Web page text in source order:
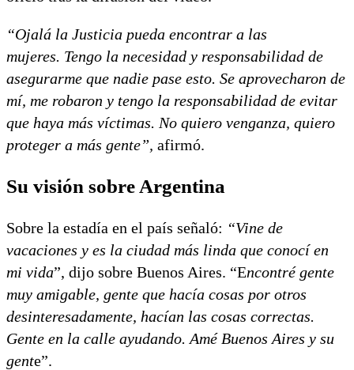
“Ojalá la Justicia pueda encontrar a las
mujeres. Tengo la necesidad y responsabilidad de
asegurarme que nadie pase esto. Se aprovecharon de
mí, me robaron y tengo la responsabilidad de evitar
que haya más víctimas. No quiero venganza, quiero
proteger a más gente”, afirmó.
Su visión sobre Argentina
Sobre la estadía en el país señaló: “Vine de
vacaciones y es la ciudad más linda que conocí en
mi vida”, dijo sobre Buenos Aires. “Encontré gente
muy amigable, gente que hacía cosas por otros
desinteresadamente, hacían las cosas correctas.
Gente en la calle ayudando. Amé Buenos Aires y su
gente”.